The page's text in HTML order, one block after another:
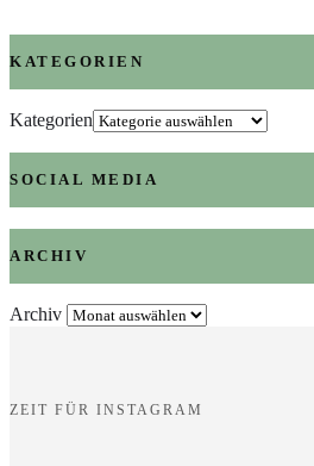
KATEGORIEN
Kategorien
SOCIAL MEDIA
ARCHIV
Archiv
ZEIT FÜR INSTAGRAM